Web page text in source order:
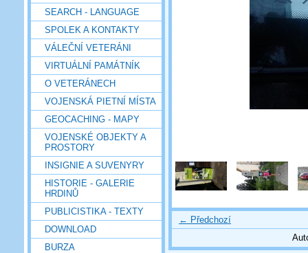
SEARCH - LANGUAGE
SPOLEK A KONTAKTY
VÁLEČNÍ VETERÁNI
VIRTUÁLNÍ PAMÁTNÍK
O VETERÁNECH
VOJENSKÁ PIETNÍ MÍSTA
GEOCACHING - MAPY
VOJENSKÉ OBJEKTY A
PROSTORY
INSIGNIE A SUVENYRY
HISTORIE - GALERIE
HRDINŮ
PUBLICISTIKA - TEXTY
DOWNLOAD
BURZA
← Předchozí